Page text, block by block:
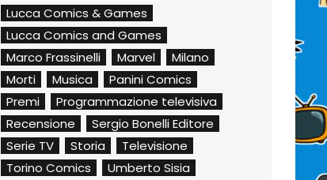
Lucca Comics & Games
Lucca Comics and Games
Marco Frassinelli
Marvel
Milano
Morti
Musica
Panini Comics
Premi
Programmazione televisiva
Recensione
Sergio Bonelli Editore
Serie TV
Storia
Televisione
Torino Comics
Umberto Sisia